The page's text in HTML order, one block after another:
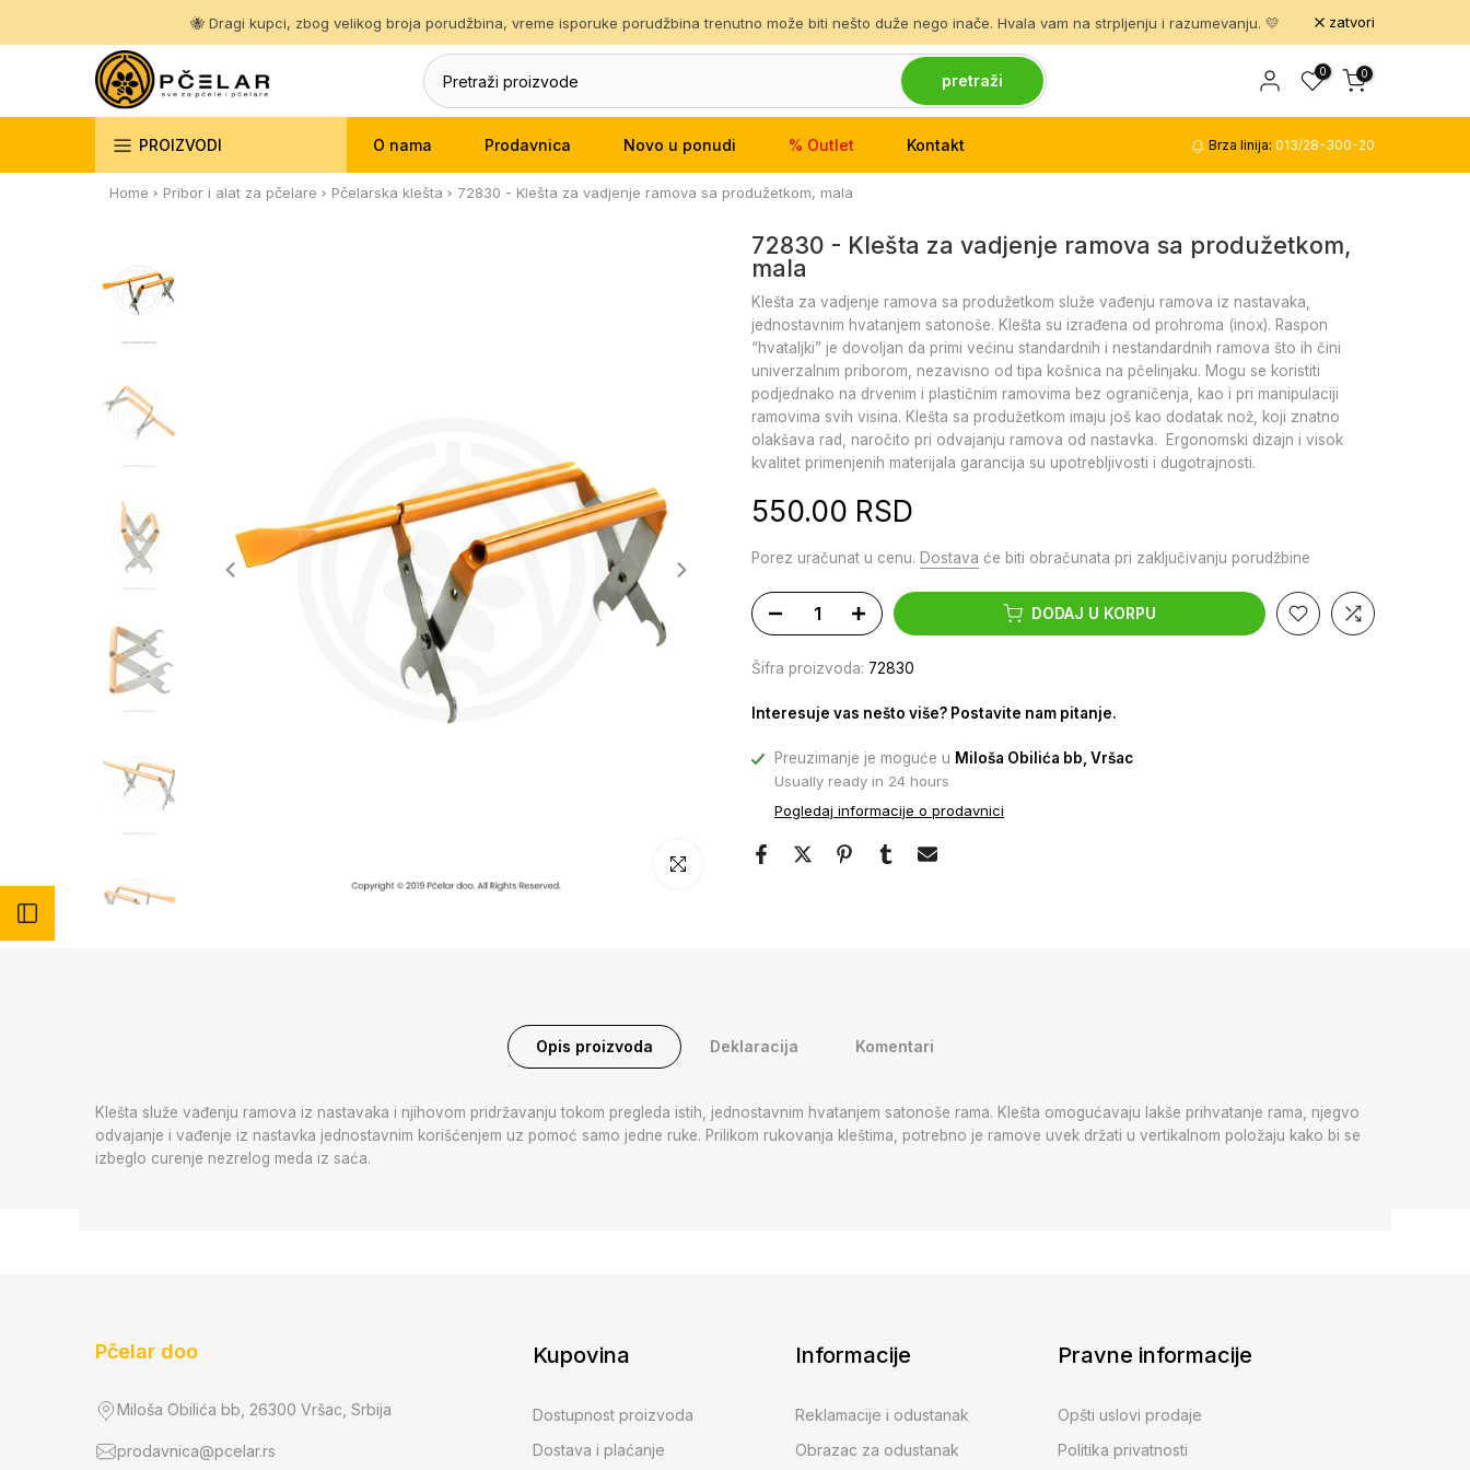
na
🐝 Dragi kupci, zbog velikog broja porudžbina, vreme isporuke porudžbina trenutno može biti nešto duže nego inače. Hvala vam na strpljenju i razumevanju. 💛 zatvori
pretraži 0 0
PROIZVODI O nama Prodavnica Novo u ponudi % Outlet Kontakt Brza linija: 013/28-300-20
Home Pribor i alat za pčelare Pčelarska klešta 72830 - Klešta za vadjenje ramova sa produžetkom, mala
Klikni da uveličaš
72830 - Klešta za vadjenje ramova sa produžetkom,
mala
Klešta za vadjenje ramova sa produžetkom služe vađenju ramova iz nastavaka,
jednostavnim hvatanjem satonoše. Klešta su izrađena od prohroma (inox). Raspon
“hvataljki” je dovoljan da primi većinu standardnih i nestandardnih ramova što ih čini
univerzalnim priborom, nezavisno od tipa košnica na pčelinjaku. Mogu se koristiti
podjednako na drvenim i plastičnim ramovima bez ograničenja, kao i pri manipulaciji
ramovima svih visina. Klešta sa produžetkom imaju još kao dodatak nož, koji znatno
olakšava rad, naročito pri odvajanju ramova od nastavka. Ergonomski dizajn i visok
kvalitet primenjenih materijala garancija su upotrebljivosti i dugotrajnosti.
550.00 RSD
Porez uračunat u cenu. Dostava će biti obračunata pri zaključivanju porudžbine
DODAJ U KORPU
Šifra proizvoda: 72830
Interesuje vas nešto više? Postavite nam pitanje.
Preuzimanje je moguće u Miloša Obilića bb, Vršac
Usually ready in 24 hours
Pogledaj informacije o prodavnici
Opis proizvoda Deklaracija Komentari
Klešta služe vađenju ramova iz nastavaka i njihovom pridržavanju tokom pregleda istih, jednostavnim hvatanjem satonoše rama. Klešta omogućavaju lakše prihvatanje rama, njegvo
odvajanje i vađenje iz nastavka jednostavnim korišćenjem uz pomoć samo jedne ruke. Prilikom rukovanja kleštima, potrebno je ramove uvek držati u vertikalnom položaju kako bi se
izbeglo curenje nezrelog meda iz saća.
Pčelar doo
Miloša Obilića bb, 26300 Vršac, Srbija
prodavnica@pcelar.rs
Kupovina
Dostupnost proizvoda
Dostava i plaćanje
Informacije
Reklamacije i odustanak
Obrazac za odustanak
Pravne informacije
Opšti uslovi prodaje
Politika privatnosti